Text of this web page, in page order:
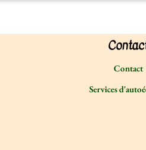
Contact
Services